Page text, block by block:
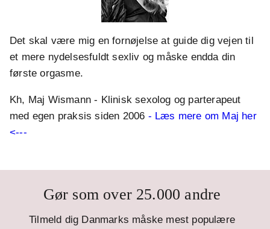
Det skal være mig en fornøjelse at guide dig vejen til
et mere nydelsesfuldt sexliv og måske endda din
første orgasme.
Kh, Maj Wismann - Klinisk sexolog og parterapeut
med egen praksis siden 2006 - Læs mere om Maj her
<---
Gør som over 25.000 andre
Tilmeld dig Danmarks måske mest populære